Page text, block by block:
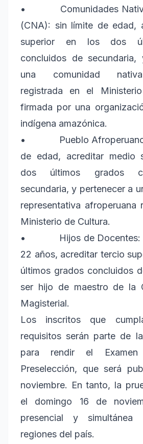
• Comunidades
(CNA): sin límite de edad,
superior en los dos
concluidos de secundaria,
una comunidad
registrada en el
firmada por una
indígena amazónica.
• Pueblo Afroperuano
de edad, acreditar medio
dos últimos grados
secundaria, y pertenecer a
representativa afroperuana
Ministerio de Cultura.
• Hijos de Docentes:
22 años, acreditar tercio
últimos grados concluidos
ser hijo de maestro de la
Magisterial.
Los inscritos que
requisitos serán parte de
para rendir el
Preselección, que será
noviembre. En tanto, la
el domingo 16 de
presencial y
regiones del país.